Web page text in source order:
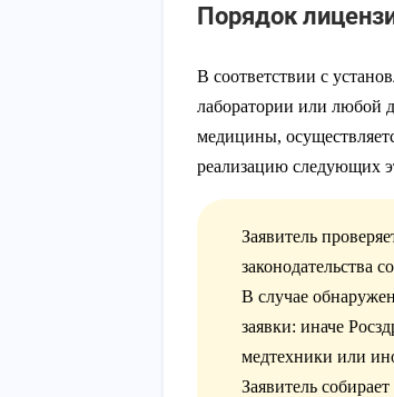
Порядок
В соответствии с
лаборатории или любой
медицины,
реализацию следующих
Заявитель
законодательства
В случае
заявки: иначе
медтехники или
Заявитель